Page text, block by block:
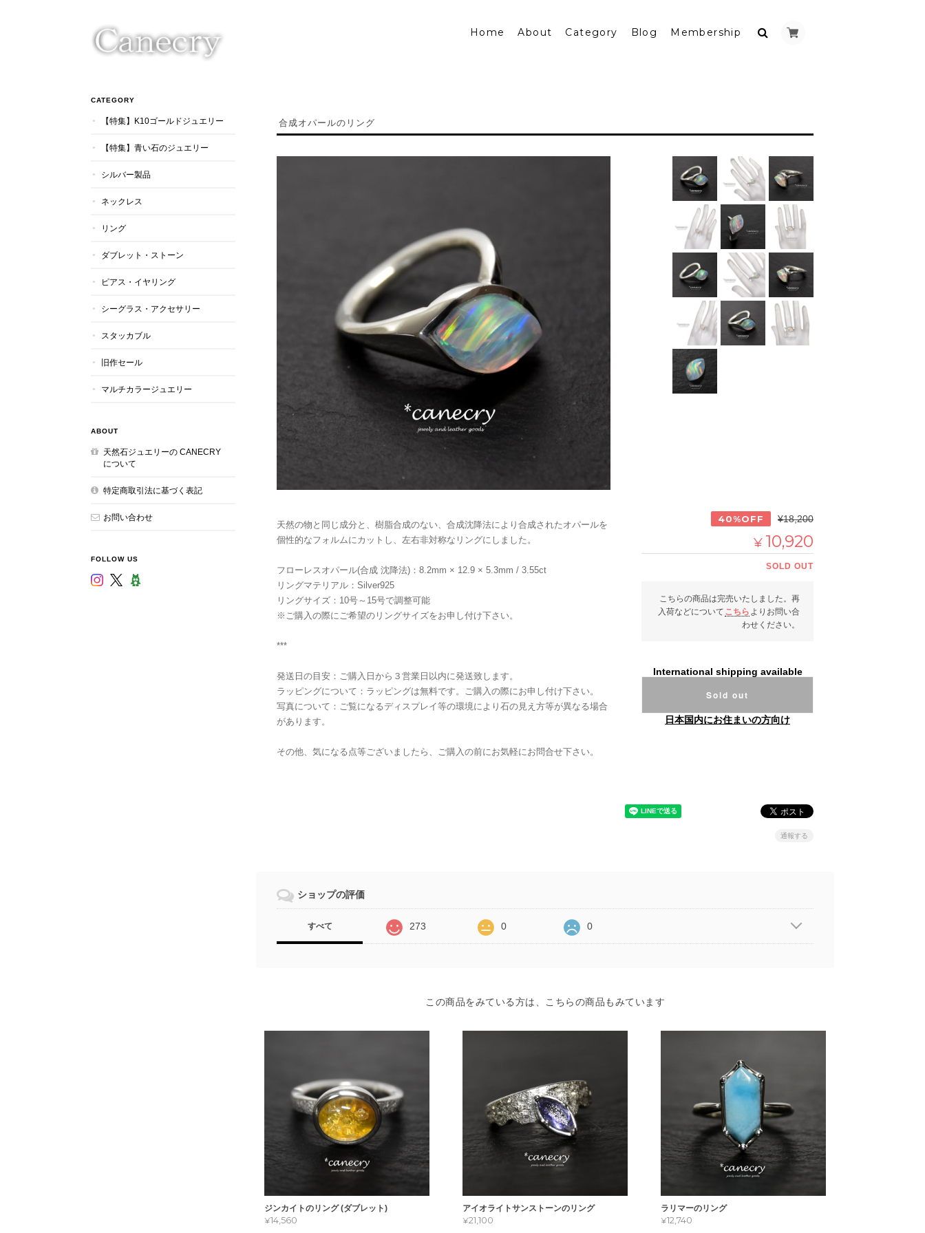
Home About Category Blog Membership
合成オパールのリング
天然の物と同じ成分と、樹脂合成のない、合成沈降法により合成されたオパールを
個性的なフォルムにカットし、左右非対称なリングにしました。
フローレスオパール(合成 沈降法)：8.2mm × 12.9 × 5.3mm / 3.55ct
リングマテリアル：Silver925
リングサイズ：10号～15号で調整可能
※ご購入の際にご希望のリングサイズをお申し付け下さい。
***
発送日の目安：ご購入日から３営業日以内に発送致します。
ラッピングについて：ラッピングは無料です。ご購入の際にお申し付け下さい。
写真について：ご覧になるディスプレイ等の環境により石の見え方等が異なる場合
があります。
その他、気になる点等ございましたら、ご購入の前にお気軽にお問合せ下さい。
40%OFF ¥18,200
¥ 10,920
SOLD OUT
こちらの商品は完売いたしました。再
入荷などについて こちら よりお問い合
わせください。
International shipping available
Sold out
日本国内にお住まいの方向け
通報する
ショップの評価
すべて 273 0 0
この商品をみている方は、こちらの商品もみています
ジンカイトのリング (ダブレット)
¥14,560
アイオライトサンストーンのリング
¥21,100
ラリマーのリング
¥12,740
CATEGORY
【特集】K10ゴールドジュエリー
【特集】青い石のジュエリー
シルバー製品
ネックレス
リング
ダブレット・ストーン
ピアス・イヤリング
シーグラス・アクセサリー
スタッカブル
旧作セール
マルチカラージュエリー
ABOUT
天然石ジュエリーの CANECRY
について
特定商取引法に基づく表記
お問い合わせ
FOLLOW US